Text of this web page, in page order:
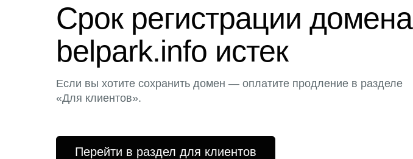
Срок регистрации домена
belpark.info истек
Если вы хотите сохранить домен — оплатите продление в разделе
«Для клиентов».
Перейти в раздел для клиентов